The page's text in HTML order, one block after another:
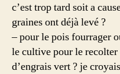
c’est trop tard soit a
graines ont déjà levé ?
– pour le pois fourrager
le cultive pour le
d’engrais vert ? je